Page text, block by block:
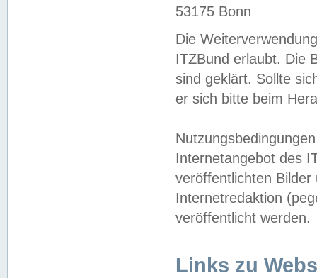
53175 Bonn
Die
ITZBund erlaubt. Die
sind geklärt. Sollte
er sich bitte beim
Internetangebot des
veröffentlichten
Internetredaktion
veröffentlicht werden.
Links zu